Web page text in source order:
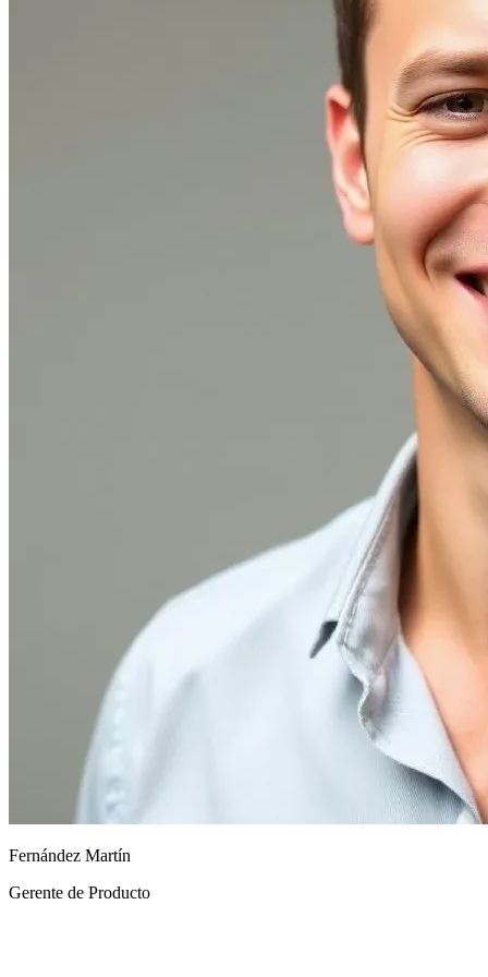
Fernández Martín
Gerente de Producto